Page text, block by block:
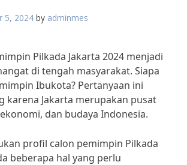
5, 2024 by adminmes
Pilkada Jakarta 2024 menjadi
di tengah masyarakat. Siapa
Ibukota? Pertanyaan ini
karena Jakarta merupakan pusat
dan budaya Indonesia.
profil calon pemimpin Pilkada
beberapa hal yang perlu